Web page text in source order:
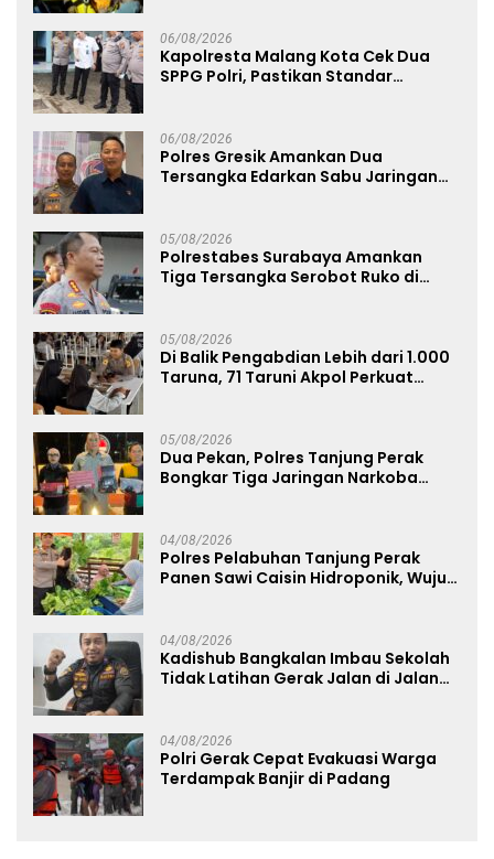
06/08/2026
Kapolresta Malang Kota Cek Dua
SPPG Polri, Pastikan Standar
06/08/2026
Polres Gresik Amankan Dua
Tersangka Edarkan Sabu Jaringan
05/08/2026
Polrestabes Surabaya Amankan
Tiga Tersangka Serobot Ruko di
05/08/2026
Di Balik Pengabdian Lebih dari 1.000
Taruna, 71 Taruni Akpol Perkuat
05/08/2026
Dua Pekan, Polres Tanjung Perak
Bongkar Tiga Jaringan Narkoba
04/08/2026
Polres Pelabuhan Tanjung Perak
Panen Sawi Caisin Hidroponik, Wujud
04/08/2026
Kadishub Bangkalan Imbau Sekolah
Tidak Latihan Gerak Jalan di Jalan
04/08/2026
Polri Gerak Cepat Evakuasi Warga
Terdampak Banjir di Padang